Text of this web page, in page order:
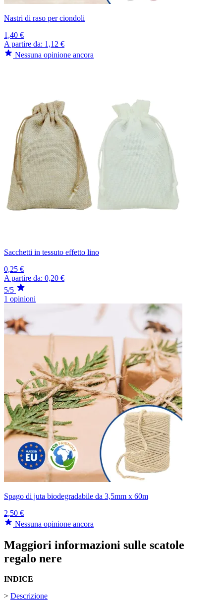
Nastri di raso per ciondoli
1,40 €
A partire da: 1,12 €
Nessuna opinione ancora
Sacchetti in tessuto effetto lino
0,25 €
A partire da: 0,20 €
5/5
1 opinioni
Spago di juta biodegradabile da 3,5mm x 60m
2,50 €
Nessuna opinione ancora
Maggiori informazioni sulle scatole
regalo nere
INDICE
> Descrizione